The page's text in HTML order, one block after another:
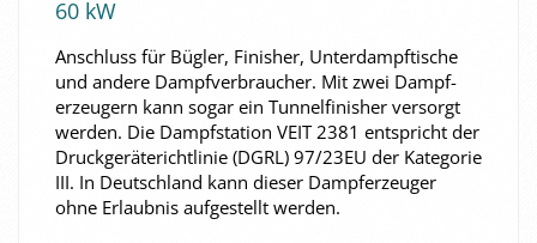
60 kW
An­schluss für Büg­ler, Fi­nis­her, Un­ter­dampf­ti­sche
und an­de­re Dampf­ver­brau­cher. Mit zwei Dampf­
erzeu­gern kann sogar ein Tun­nel­fi­nis­her ver­sorgt
wer­den. Die Dampf­sta­ti­on VEIT 2381 ent­spricht der
Druck­ge­rä­te­richt­li­nie (DGRL) 97/23EU der Ka­te­go­rie
III. In Deutsch­land kann die­ser Dampf­erzeu­ger
ohne Er­laub­nis auf­ge­stellt wer­den.